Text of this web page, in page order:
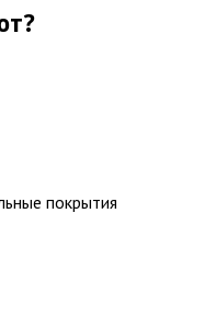
покрытия